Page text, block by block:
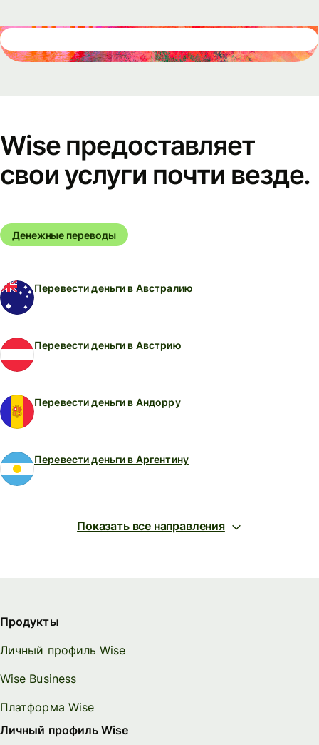
Wise предоставляет
свои услуги почти везде.
Денежные переводы
Перевести деньги в Австралию
Перевести деньги в Австрию
Перевести деньги в Андорру
Перевести деньги в Аргентину
Показать все направления
Продукты
Личный профиль Wise
Wise Business
Платформа Wise
Личный профиль Wise